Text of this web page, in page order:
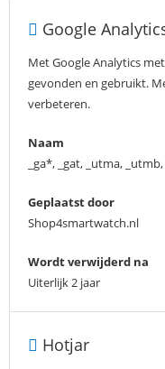
Google
Met Google Analytics
gevonden en gebruikt.
verbeteren.
Naam
_ga*, _gat, _utma,
Geplaatst door
Shop4smartwatch.nl
Wordt verwijderd na
Uiterlijk 2 jaar
Hotjar